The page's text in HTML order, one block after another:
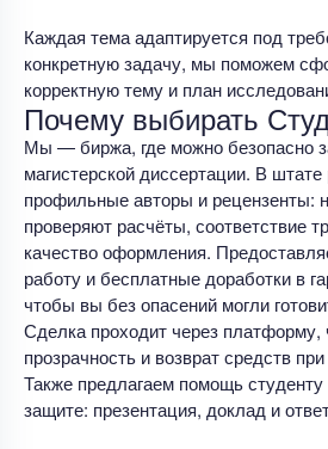
Каждая тема адаптируется под
конкретную задачу, мы поможем
корректную тему и план
Почему выбирать
Мы — биржа, где можно безопасно
магистерской диссертации. В
профильные авторы и рецензенты:
проверяют расчёты, соответствие
качество оформления.
работу и бесплатные доработки в
чтобы вы без опасений могли
Сделка проходит через платформу,
прозрачность и возврат средств
Также предлагаем помощь студенту
защите: презентация, доклад и